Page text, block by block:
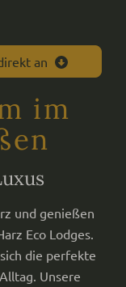
an
im
und genießen
Eco Lodges.
die perfekte
Unsere